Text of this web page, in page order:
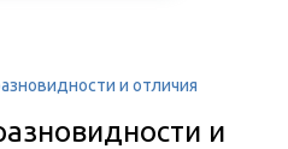
и отличия
и